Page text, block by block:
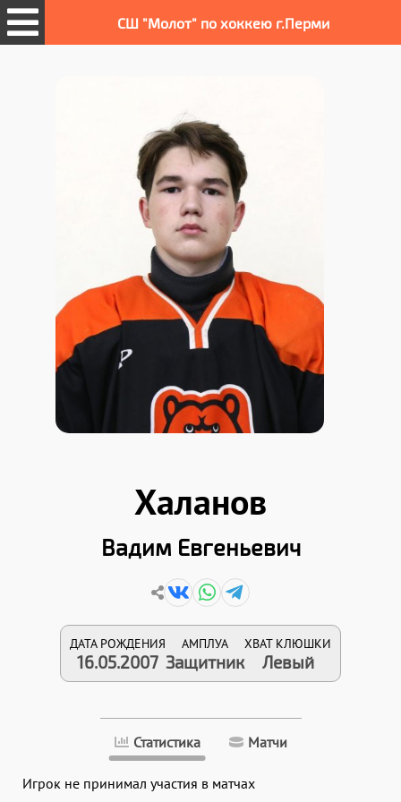
СШ "Молот" по хоккею г.Перми
Халанов
Вадим Евгеньевич
ДАТА РОЖДЕНИЯ
16.05.2007
АМПЛУА
Защитник
ХВАТ КЛЮШКИ
Левый
Статистика Матчи
Игрок не принимал участия в матчах